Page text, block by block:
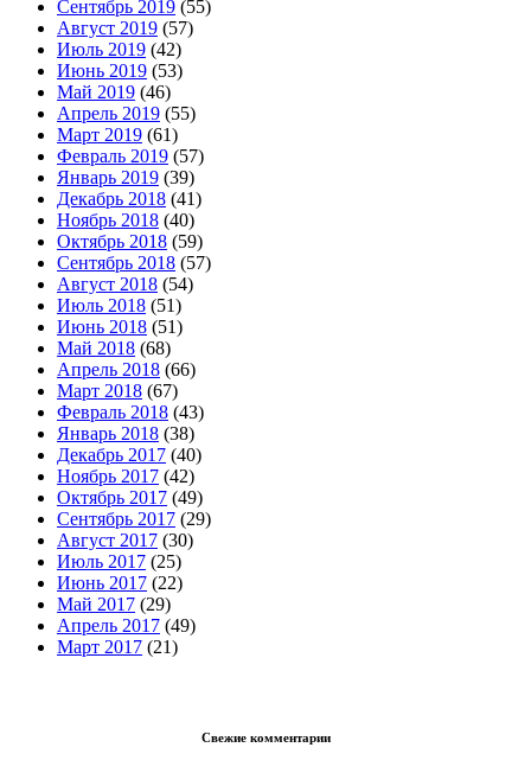
Сентябрь 2019 (55)
Август 2019 (57)
Июль 2019 (42)
Июнь 2019 (53)
Май 2019 (46)
Апрель 2019 (55)
Март 2019 (61)
Февраль 2019 (57)
Январь 2019 (39)
Декабрь 2018 (41)
Ноябрь 2018 (40)
Октябрь 2018 (59)
Сентябрь 2018 (57)
Август 2018 (54)
Июль 2018 (51)
Июнь 2018 (51)
Май 2018 (68)
Апрель 2018 (66)
Март 2018 (67)
Февраль 2018 (43)
Январь 2018 (38)
Декабрь 2017 (40)
Ноябрь 2017 (42)
Октябрь 2017 (49)
Сентябрь 2017 (29)
Август 2017 (30)
Июль 2017 (25)
Июнь 2017 (22)
Май 2017 (29)
Апрель 2017 (49)
Март 2017 (21)
Свежие комментарии